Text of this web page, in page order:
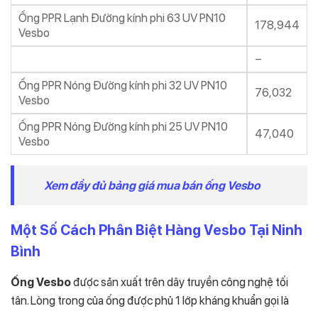
Ống PPR Lạnh Đường kính phi 63 UV PN10
Vesbo
178,944
–
Ống PPR Nóng Đường kính phi 32 UV PN10
Vesbo
76,032
Ống PPR Nóng Đường kính phi 25 UV PN10
Vesbo
47,040
Xem đầy đủ bảng giá mua bán ống Vesbo
Một Số Cách Phân Biệt Hàng Vesbo Tại Ninh
Bình
Ống Vesbođược sản xuất trên dây truyền công nghệ tối
tân. Lòng trong của ống được phủ 1 lớp kháng khuẩn gọi là